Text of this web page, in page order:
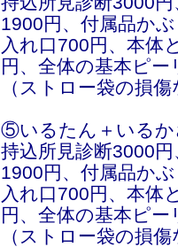
1900円、付属品か
入れ口700円、本体
円、全体の基本ピ
（ストロー袋の損
⑤いるたん＋いる
持込所見診断3000
1900円、付属品か
入れ口700円、本体
円、全体の基本ピ
（ストロー袋の損